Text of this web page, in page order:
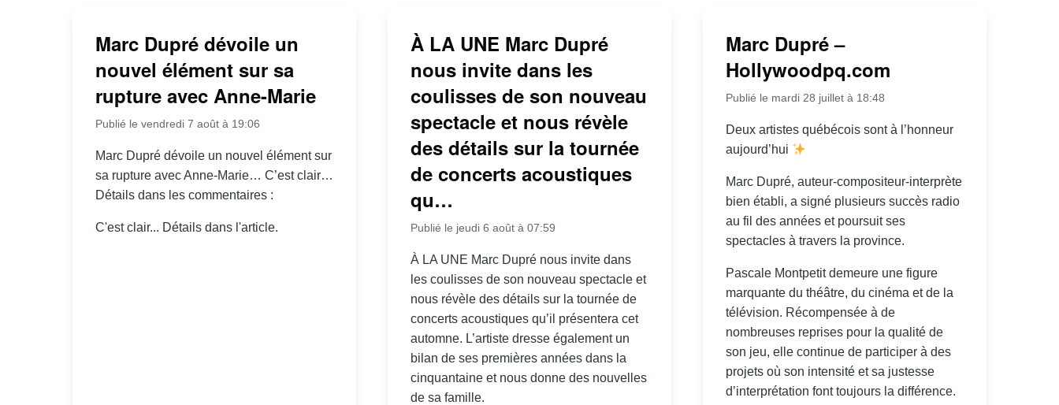
Marc Dupré dévoile un
nouvel élément sur sa
rupture avec Anne-Marie
Publié le vendredi 7 août à 19:06
Marc Dupré dévoile un nouvel élément sur
sa rupture avec Anne-Marie… C’est clair…
Détails dans les commentaires :
C'est clair... Détails dans l'article.
À LA UNE Marc Dupré
nous invite dans les
coulisses de son nouveau
spectacle et nous révèle
des détails sur la tournée
de concerts acoustiques
qu…
Publié le jeudi 6 août à 07:59
À LA UNE Marc Dupré nous invite dans
les coulisses de son nouveau spectacle et
nous révèle des détails sur la tournée de
concerts acoustiques qu’il présentera cet
automne. L’artiste dresse également un
bilan de ses premières années dans la
cinquantaine et nous donne des nouvelles
de sa famille.
Marc Dupré –
Hollywoodpq.com
Publié le mardi 28 juillet à 18:48
Deux artistes québécois sont à l’honneur
aujourd’hui
Marc Dupré, auteur-compositeur-interprète
bien établi, a signé plusieurs succès radio
au fil des années et poursuit ses
spectacles à travers la province.
Pascale Montpetit demeure une figure
marquante du théâtre, du cinéma et de la
télévision. Récompensée à de
nombreuses reprises pour la qualité de
son jeu, elle continue de participer à des
projets où son intensité et sa justesse
d’interprétation font toujours la différence.